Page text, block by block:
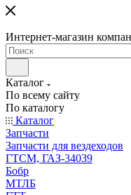
Интернет-магазин
Каталог
По всему сайту
По каталогу
Каталог
Запчасти
Запчасти для вездеходов
ГТСМ, ГАЗ-34039
Бобр
МТЛБ